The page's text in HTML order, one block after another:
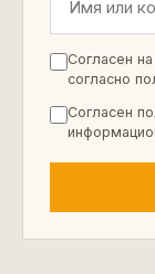
Согласен
согласно
Согласен